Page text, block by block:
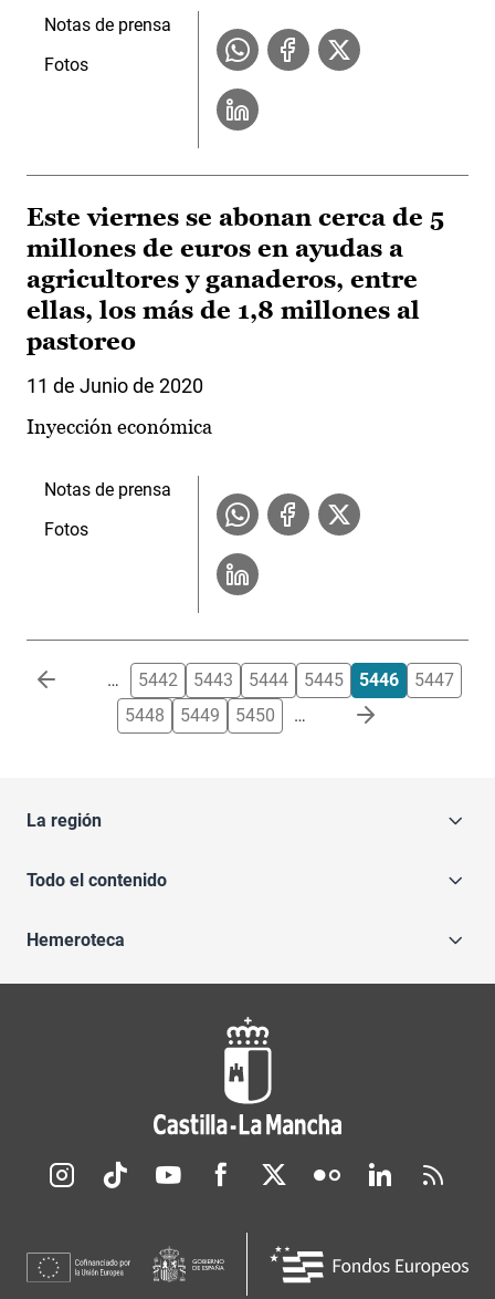
Notas de prensa
Fotos
Este viernes se abonan cerca de 5
millones de euros en ayudas a
agricultores y ganaderos, entre
ellas, los más de 1,8 millones al
pastoreo
11 de Junio de 2020
Inyección económica
Notas de prensa
Fotos
Paginación … 5442 5443 5444 5445 5446
5447
5448
5449 5450 …
La región
Todo el contenido
Hemeroteca
Redes sociales JCCM